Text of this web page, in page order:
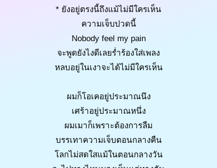
* ยังอยู่ตรงนี้ถึงแม้ไม่มีใครเห็น
ความเจ็บปวดนี้
Nobody feel my pain
จะพูดยังไงดีเลยร่ำร้องใส่เพลง
หลบอยู่ในเงาจะได้ไม่มีใครเห็น
ผมก็โอเคอยู่ประมาณนึง
เศร้าอยู่ประมาณหนึ่ง
ผมเมาก็เพราะต้องการลืม
บรรเทาความเจ็บตอนกลางคืน
โลกไม่สดใสแม้ในตอนกลางวัน